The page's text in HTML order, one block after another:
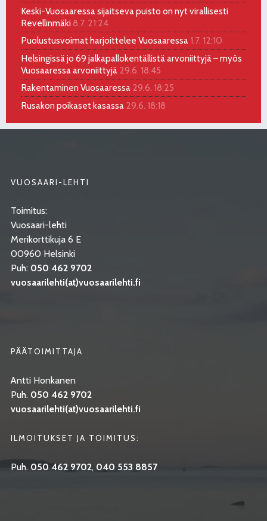
Keski-Vuosaaressa sijaitseva puisto on nyt virallisesti
Revellinmäki 8.7. 21:24
Puolustusvoimat harjoittelee Vuosaaressa 1.7. 12:10
Helsingissä jo 69 jalkapallokentällistä arvoniittyjä – myös
Vuosaaressa arvoniittyjä 29.6. 18:45
Rakentaminen Vuosaaressa 29.6. 18:25
Rusakon poikaset kasassa 29.6. 18:18
VUOSAARI-LEHTI
Toimitus:
Vuosaari-lehti
Merikorttikuja 6 E
00960 Helsinki
Puh: 050 462 9702
vuosaarilehti(at)vuosaarilehti.fi
PÄÄTOIMITTAJA
Antti Honkanen
Puh. 050 462 9702
vuosaarilehti(at)vuosaarilehti.fi
ILMOITUKSET JA TOIMITUS:
Puh. 050 462 9702, 040 553 8857